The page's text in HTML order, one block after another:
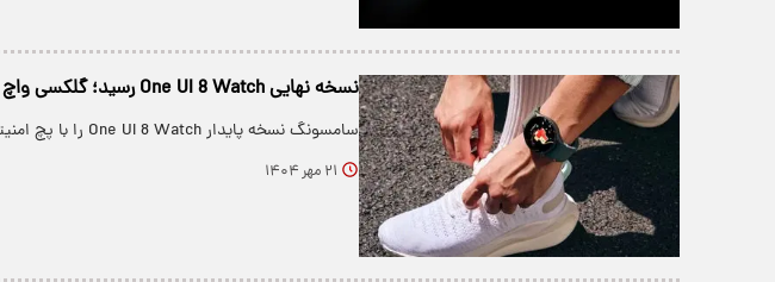
نسخه نهایی One UI 8 Watch رسید؛ گلکسی واچ 7 آماده ارتقاء!
سامسونگ نسخه پایدار One UI 8 Watch را با پچ امنیتی سپتامبر 2025 منتشر کرد.
۲۱ مهر ۱۴۰۴